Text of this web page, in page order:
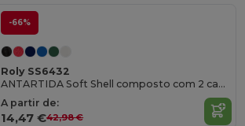
-66%
Roly SS6432
ANTARTIDA Soft Shell composto com 2 camadas
A partir de:
14,47 €42,98 €